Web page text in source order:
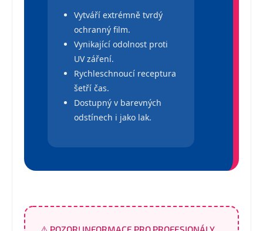
Vytváří extrémně tvrdý
ochranný film.
Vynikající odolnost proti
UV záření.
Rychleschnoucí receptura
šetří čas.
Dostupný v barevných
odstínech i jako lak.